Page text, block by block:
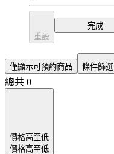
重設
完成
僅顯示可預約商品 條件篩選
總共 0
價格高至低
價格高至低